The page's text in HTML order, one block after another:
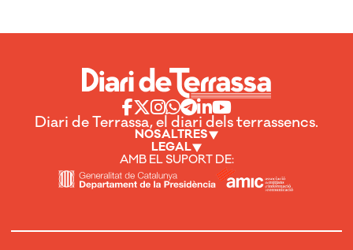
Diari de Terrassa, el diari dels terrassencs.
NOSALTRES
LEGAL
AMB EL SUPORT DE: